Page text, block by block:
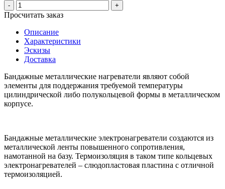
- +
Просчитать заказ
Описание
Характеристики
Эскизы
Доставка
Бандажные металлические нагреватели являют собой
элементы для поддержания требуемой температуры
цилиндрической либо полукольцевой формы в металлическом
корпусе.
Бандажные металлические электронагреватели создаются из
металлической ленты повышенного сопротивления,
намотанной на базу. Термоизоляция в таком типе кольцевых
электронагревателей – слюдопластовая пластина с отличной
термоизоляцией.